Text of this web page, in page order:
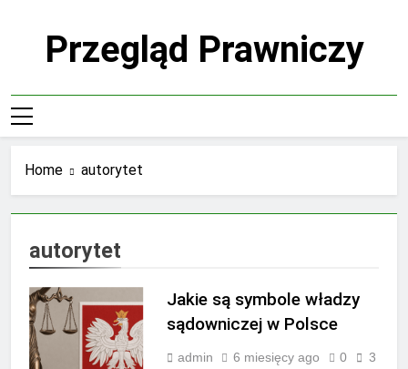
Przegląd Prawniczy
Home autorytet
autorytet
Jakie są symbole władzy
sądowniczej w Polsce
admin 6 miesięcy ago 0
3